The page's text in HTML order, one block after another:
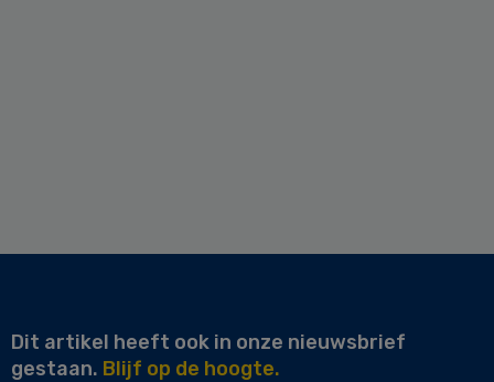
Dit artikel heeft ook in onze nieuwsbrief
gestaan. Blijf op de hoogte.